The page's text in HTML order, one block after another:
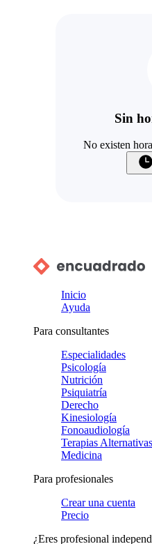
Sin
No existen
Inicio
Ayuda
Para consultantes
Especialidades
Psicología
Nutrición
Psiquiatría
Derecho
Kinesiología
Fonoaudiología
Terapias Alternativas
Medicina
Para profesionales
Crear una cuenta
Precio
¿Eres profesional